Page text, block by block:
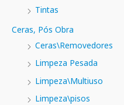
Tintas
Ceras, Pós Obra
Ceras\Removedores
Limpeza Pesada
Limpeza\Multiuso
Limpeza\pisos